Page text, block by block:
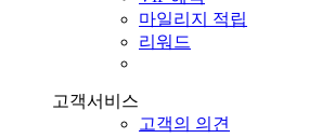
마일리지 적립
리워드
고객서비스
고객의 의견